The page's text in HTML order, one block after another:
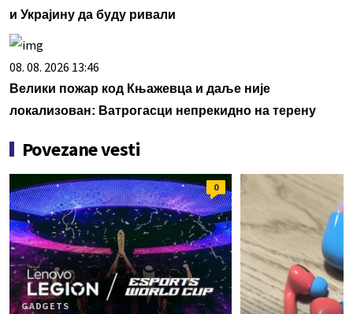
и Украјину да буду ривали
08. 08. 2026 13:46
Велики пожар код Књажевца и даље није
локализован: Ватрогасци непрекидно на терену
Povezane vesti
0
GADGETS